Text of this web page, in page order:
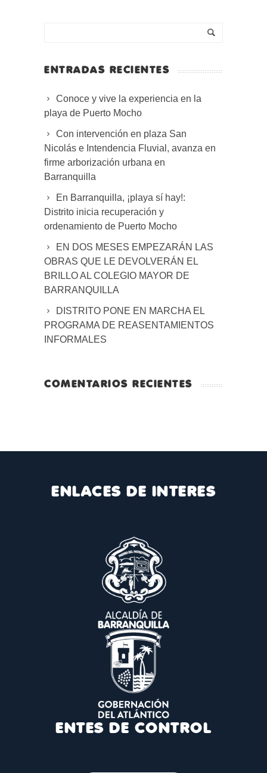
ENTRADAS RECIENTES
Conoce y vive la experiencia en la
playa de Puerto Mocho
Con intervención en plaza San
Nicolás e Intendencia Fluvial, avanza en
firme arborización urbana en
Barranquilla
En Barranquilla, ¡playa sí hay!:
Distrito inicia recuperación y
ordenamiento de Puerto Mocho
EN DOS MESES EMPEZARÁN LAS
OBRAS QUE LE DEVOLVERÁN EL
BRILLO AL COLEGIO MAYOR DE
BARRANQUILLA
DISTRITO PONE EN MARCHA EL
PROGRAMA DE REASENTAMIENTOS
INFORMALES
COMENTARIOS RECIENTES
ENLACES DE INTERES
ENTES DE CONTROL